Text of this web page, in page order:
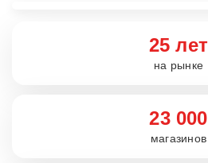
25 лет
на рынке
23 000
магазинов